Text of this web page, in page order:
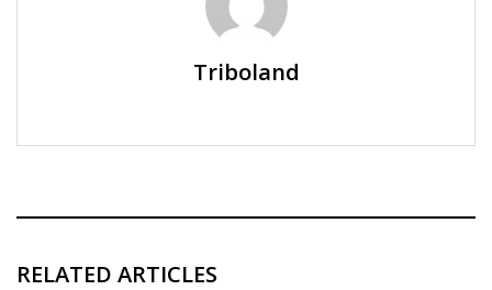
Triboland
RELATED ARTICLES